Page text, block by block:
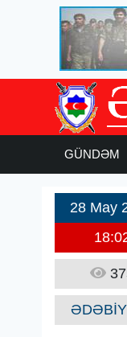
GÜNDƏM
28 May